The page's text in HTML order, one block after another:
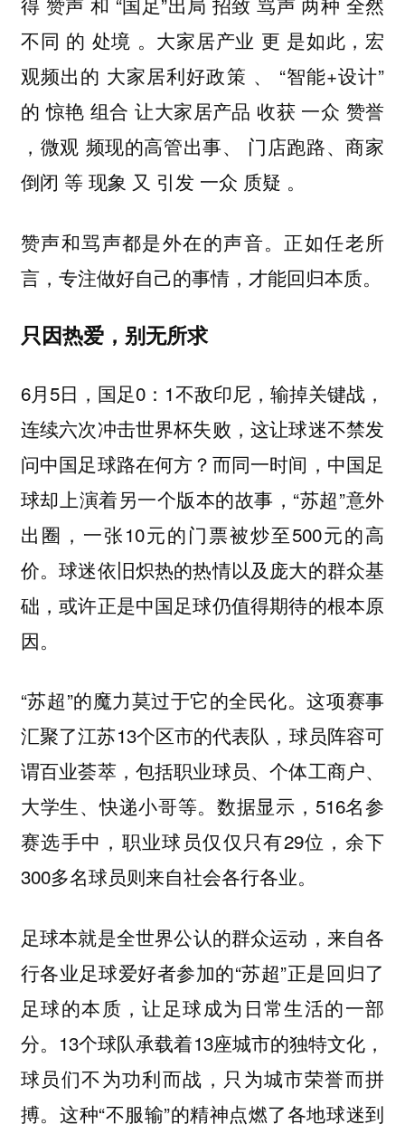
不同 的 处境 。大家居产业 更 是如此，宏
观频出的 大家居利好政策 、 “智能+设计”
的 惊艳 组合 让大家居产品 收获 一众 赞誉
，微观 频现的高管出事、 门店跑路、商家
倒闭 等 现象 又 引发 一众 质疑 。
赞声和骂声都是外在的声音。正如任老所
言， 专注做好自己的事情，才能回归本质。
只因热爱，别无所求
6月5日，国足0：1不敌印尼，输掉关键战，
连续六次冲击世界杯失败，这让球迷不禁发
问中国足球路在何方？而同一时间，中国足
球却上演着另一个版本的故事，“苏超”意外
出圈，一张10元的门票被炒至500元的高
价。球迷依旧炽热的热情以及庞大的群众基
础，或许正是中国足球仍值得期待的根本原
因。
“苏超”的魔力莫过于它的全民化。这项赛事
汇聚了江苏13个区市的代表队，球员阵容可
谓百业荟萃，包括职业球员、个体工商户、
大学生、快递小哥等。数据显示，516名参
赛选手中，职业球员仅仅只有29位，余下
300多名球员则来自社会各行各业。
足球本就是全世界公认的群众运动 ，来自各
行各业足球爱好者参加的“苏超”正是回归了
足球的本质，让足球成为日常生活的一部
分。13个球队承载着13座城市的独特文化，
球员们不为功利而战，只为城市荣誉而拼
搏。这种“不服输”的精神点燃了各地球迷到